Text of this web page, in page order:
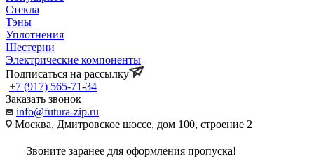
Стекла
Тэны
Уплотнения
Шестерни
Электрические компоненты
Подписаться на рассылку
+7 (917) 565-71-34
Заказать звонок
info@futura-zip.ru
Москва, Дмитровское шоссе, дом 100, строение 2
Звоните заранее для оформления пропуска!